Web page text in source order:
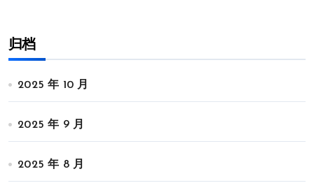
归档
2025 年 10 月
2025 年 9 月
2025 年 8 月